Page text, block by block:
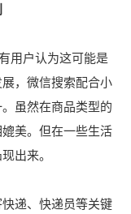
用户认为这可能是
，微信搜索配合小
虽然在商品类型的
美。但在一些生活
出来。
递、快递员等关键